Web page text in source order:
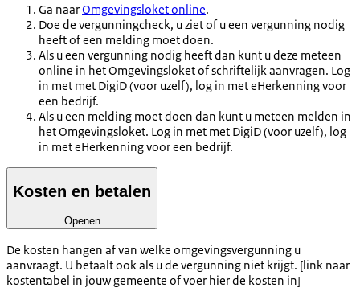
Ga naarOmgevingsloket online.
Doe de vergunningcheck, u ziet of u een vergunning nodig
heeft of een melding moet doen.
Als u een vergunning nodig heeft dan kunt u deze meteen
online in het Omgevingsloket of schriftelijk aanvragen. Log
in met met DigiD (voor uzelf), log in met eHerkenning voor
een bedrijf.
Als u een melding moet doen dan kunt u meteen melden in
het Omgevingsloket. Log in met met DigiD (voor uzelf), log
in met eHerkenning voor een bedrijf.
Kosten en betalen
Openen
De kosten hangen af van welke omgevingsvergunning u
aanvraagt. U betaalt ook als u de vergunning niet krijgt. [link naar
kostentabel in jouw gemeente of voer hier de kosten in]